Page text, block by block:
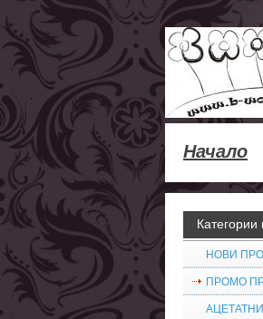
Начало
Категории
НОВИ
ПРОМО